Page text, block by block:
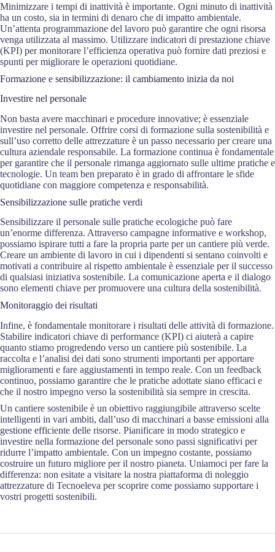
Minimizzare i tempi di inattività è importante. Ogni minuto di inattività
ha un costo, sia in termini di denaro che di impatto ambientale.
Un’attenta programmazione del lavoro può garantire che ogni risorsa
venga utilizzata al massimo. Utilizzare indicatori di prestazione chiave
(KPI) per monitorare l’efficienza operativa può fornire dati preziosi e
spunti per migliorare le operazioni quotidiane.
Formazione e sensibilizzazione: il cambiamento inizia da noi
Investire nel personale
Non basta avere macchinari e procedure innovative; è essenziale
investire nel personale. Offrire corsi di formazione sulla sostenibilità e
sull’uso corretto delle attrezzature è un passo necessario per creare una
cultura aziendale responsabile. La formazione continua è fondamentale
per garantire che il personale rimanga aggiornato sulle ultime pratiche e
tecnologie. Un team ben preparato è in grado di affrontare le sfide
quotidiane con maggiore competenza e responsabilità.
Sensibilizzazione sulle pratiche verdi
Sensibilizzare il personale sulle pratiche ecologiche può fare
un’enorme differenza. Attraverso campagne informative e workshop,
possiamo ispirare tutti a fare la propria parte per un cantiere più verde.
Creare un ambiente di lavoro in cui i dipendenti si sentano coinvolti e
motivati a contribuire al rispetto ambientale è essenziale per il successo
di qualsiasi iniziativa sostenibile. La comunicazione aperta e il dialogo
sono elementi chiave per promuovere una cultura della sostenibilità.
Monitoraggio dei risultati
Infine, è fondamentale monitorare i risultati delle attività di formazione.
Stabilire indicatori chiave di performance (KPI) ci aiuterà a capire
quanto stiamo progredendo verso un cantiere più sostenibile. La
raccolta e l’analisi dei dati sono strumenti importanti per apportare
miglioramenti e fare aggiustamenti in tempo reale. Con un feedback
continuo, possiamo garantire che le pratiche adottate siano efficaci e
che il nostro impegno verso la sostenibilità sia sempre in crescita.
Un cantiere sostenibile è un obiettivo raggiungibile attraverso scelte
intelligenti in vari ambiti, dall’uso di macchinari a basse emissioni alla
gestione efficiente delle risorse. Pianificare in modo strategico e
investire nella formazione del personale sono passi significativi per
ridurre l’impatto ambientale. Con un impegno costante, possiamo
costruire un futuro migliore per il nostro pianeta. Uniamoci per fare la
differenza: non esitate a visitare la nostra piattaforma di noleggio
attrezzature di Tecnoeleva per scoprire come possiamo supportare i
vostri progetti sostenibili.